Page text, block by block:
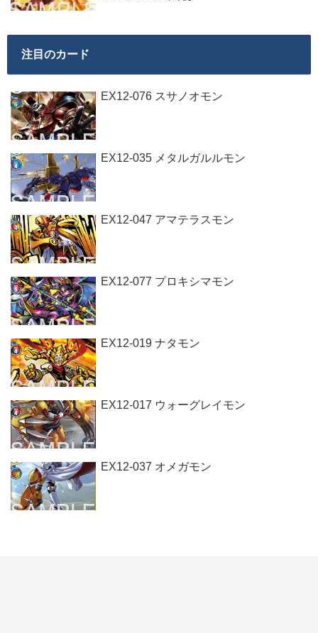
注目のカード
EX12-076 スサノオモン
EX12-035 メタルガルルモン
EX12-047 アマテラスモン
EX12-077 プロキシマモン
EX12-019 ナタモン
EX12-017 ウォーグレイモン
EX12-037 オメガモン